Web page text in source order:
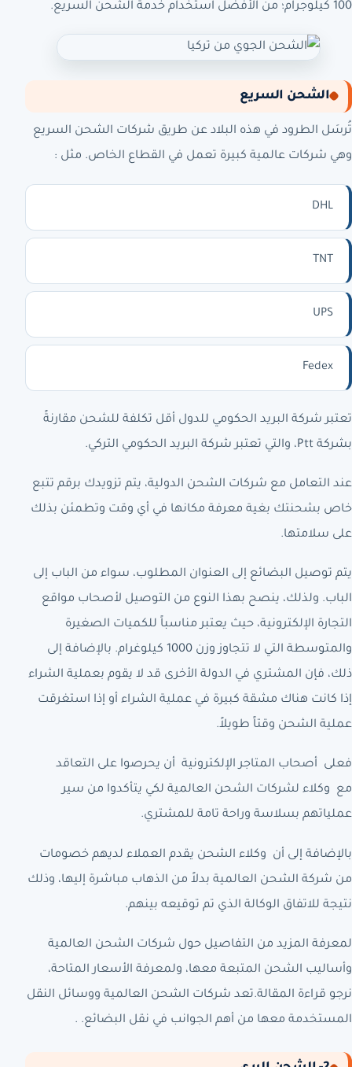
100 كيلوجرام؛ من الأفضل استخدام خدمة الشحن السريع.
الشحن السريع
تُرسَل الطرود في هذه البلاد عن طريق شركات الشحن السريع
وهي شركات عالمية كبيرة تعمل في القطاع الخاص. مثل :
تعتبر شركة البريد الحكومي للدول أقل تكلفة للشحن مقارنةً
بشركة Ptt، والتي تعتبر شركة البريد الحكومي التركي.
عند التعامل مع شركات الشحن الدولية، يتم تزويدك برقم تتبع
خاص بشحنتك بغية معرفة مكانها في أي وقت وتطمئن بذلك
على سلامتها.
يتم توصيل البضائع إلى العنوان المطلوب، سواء من الباب إلى
الباب. ولذلك، ينصح بهذا النوع من التوصيل لأصحاب مواقع
التجارة الإلكترونية، حيث يعتبر مناسباً للكميات الصغيرة
والمتوسطة التي لا تتجاوز وزن 1000 كيلوغرام. بالإضافة إلى
ذلك، فإن المشتري في الدولة الأخرى قد لا يقوم بعملية الشراء
إذا كانت هناك مشقة كبيرة في عملية الشراء أو إذا استغرقت
عملية الشحن وقتاً طويلاً.
فعلى أصحاب المتاجر الإلكترونية أن يحرصوا على التعاقد
مع وكلاء لشركات الشحن العالمية لكي يتأكدوا من سير
عملياتهم بسلاسة وراحة تامة للمشتري.
بالإضافة إلى أن وكلاء الشحن يقدم العملاء لديهم خصومات
من شركة الشحن العالمية بدلاً من الذهاب مباشرة إليها، وذلك
نتيجة للاتفاق الوكالة الذي تم توقيعه بينهم.
لمعرفة المزيد من التفاصيل حول شركات الشحن العالمية
وأساليب الشحن المتبعة معها، ولمعرفة الأسعار المتاحة،
نرجو قراءة المقالة.تعد شركات الشحن العالمية ووسائل النقل
المستخدمة معها من أهم الجوانب في نقل البضائع. .